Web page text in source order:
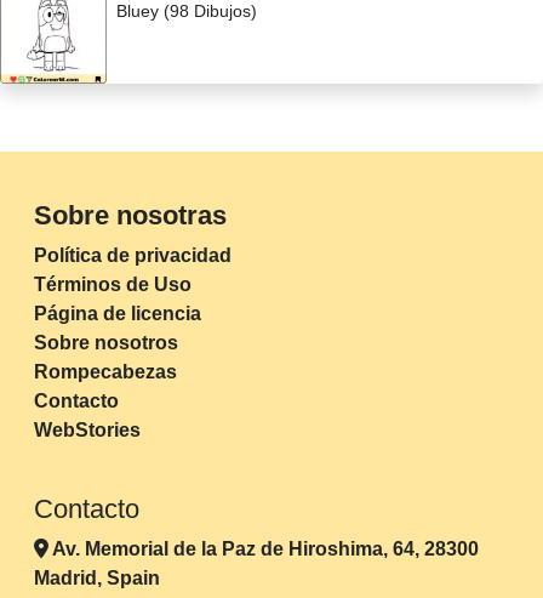
Bluey (98 Dibujos)
Sobre nosotras
Política de privacidad
Términos de Uso
Página de licencia
Sobre nosotros
Rompecabezas
Contacto
WebStories
Contacto
Av. Memorial de la Paz de Hiroshima, 64, 28300
Madrid, Spain